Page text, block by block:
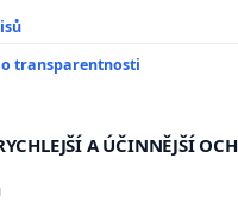
transparentnosti
A ÚČINNĚJŠÍ